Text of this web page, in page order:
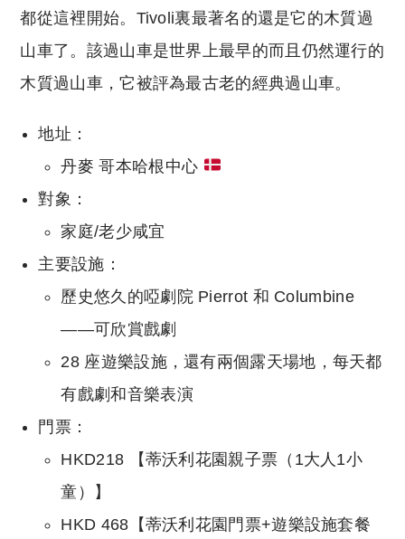
都從這裡開始。Tivoli裏最著名的還是它的木質過
山車了。該過山車是世界上最早的而且仍然運行的
木質過山車，它被評為最古老的經典過山車。
地址：
丹麥 哥本哈根中心
對象：
家庭/老少咸宜
主要設施：
歷史悠久的啞劇院 Pierrot 和 Columbine
——可欣賞戲劇
28 座遊樂設施，還有兩個露天場地，每天都
有戲劇和音樂表演
門票：
HKD218 【蒂沃利花園親子票（1大人1小
童）】
HKD 468【蒂沃利花園門票+遊樂設施套餐